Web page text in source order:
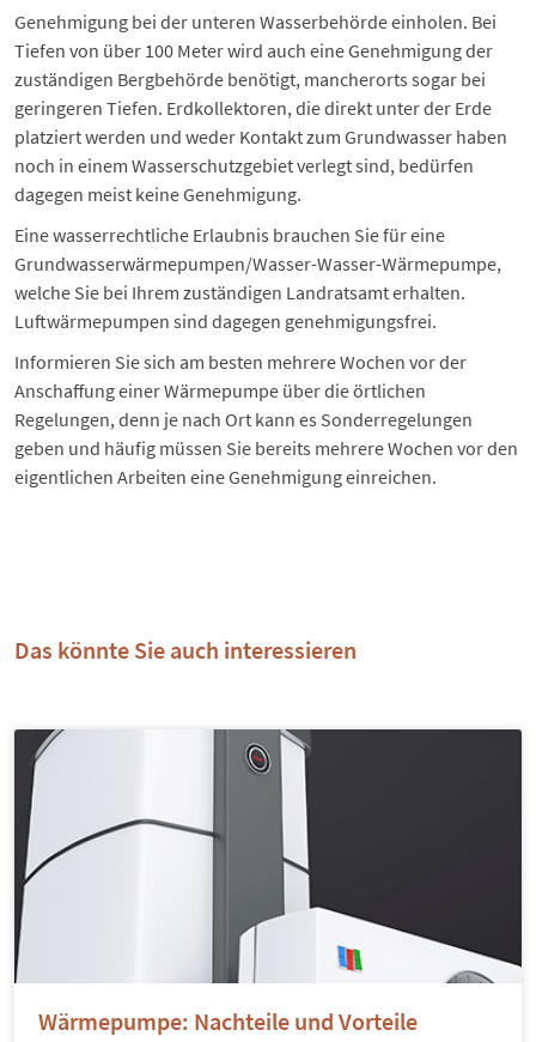
Genehmigung bei der unteren Wasserbehörde einholen. Bei
Tiefen von über 100 Meter wird auch eine Genehmigung der
zuständigen Bergbehörde benötigt, mancherorts sogar bei
geringeren Tiefen. Erdkollektoren, die direkt unter der Erde
platziert werden und weder Kontakt zum Grundwasser haben
noch in einem Wasserschutzgebiet verlegt sind, bedürfen
dagegen meist keine Genehmigung.
Eine wasserrechtliche Erlaubnis brauchen Sie für eine
Grundwasserwärmepumpen/Wasser-Wasser-Wärmepumpe,
welche Sie bei Ihrem zuständigen Landratsamt erhalten.
Luftwärmepumpen sind dagegen genehmigungsfrei.
Informieren Sie sich am besten mehrere Wochen vor der
Anschaffung einer Wärmepumpe über die örtlichen
Regelungen, denn je nach Ort kann es Sonderregelungen
geben und häufig müssen Sie bereits mehrere Wochen vor den
eigentlichen Arbeiten eine Genehmigung einreichen.
Das könnte Sie auch interessieren
Wärmepumpe: Nachteile und Vorteile